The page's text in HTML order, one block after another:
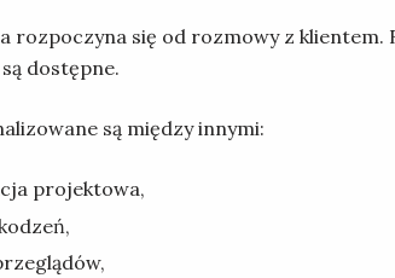
rozpoczyna się od rozmowy z
dostępne.
są między innymi:
projektowa,